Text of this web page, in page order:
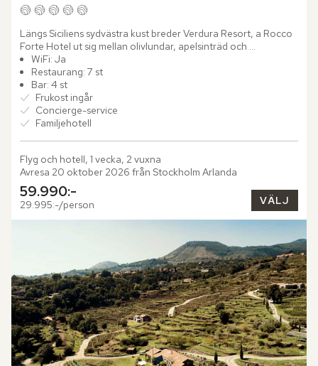
Längs Siciliens sydvästra kust breder Verdura Resort, a Rocco
Forte Hotel ut sig mellan olivlundar, apelsinträd och
Medelhavets djupblå vatten. Redan vid ankomsten känns
platsens...
WiFi: Ja
Restaurang: 7 st
Bar: 4 st
Frukost ingår
Concierge-service
Familjehotell
Flyg och hotell, 1 vecka, 2 vuxna
Avresa 20 oktober 2026 från Stockholm Arlanda
59.990:-
29.995:-/person VÄLJ